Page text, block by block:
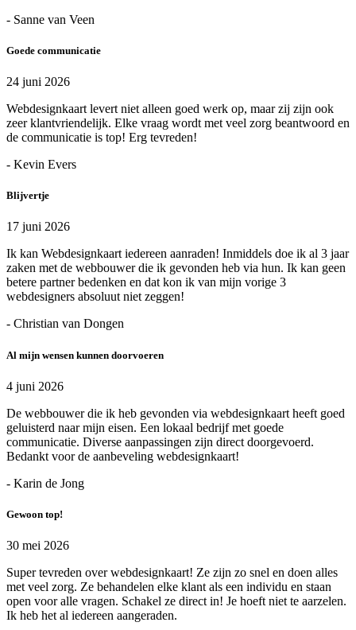
- Sanne van Veen
Goede communicatie
24 juni 2026
Webdesignkaart levert niet alleen goed werk op, maar zij zijn ook
zeer klantvriendelijk. Elke vraag wordt met veel zorg beantwoord en
de communicatie is top! Erg tevreden!
- Kevin Evers
Blijvertje
17 juni 2026
Ik kan Webdesignkaart iedereen aanraden! Inmiddels doe ik al 3 jaar
zaken met de webbouwer die ik gevonden heb via hun. Ik kan geen
betere partner bedenken en dat kon ik van mijn vorige 3
webdesigners absoluut niet zeggen!
- Christian van Dongen
Al mijn wensen kunnen doorvoeren
4 juni 2026
De webbouwer die ik heb gevonden via webdesignkaart heeft goed
geluisterd naar mijn eisen. Een lokaal bedrijf met goede
communicatie. Diverse aanpassingen zijn direct doorgevoerd.
Bedankt voor de aanbeveling webdesignkaart!
- Karin de Jong
Gewoon top!
30 mei 2026
Super tevreden over webdesignkaart! Ze zijn zo snel en doen alles
met veel zorg. Ze behandelen elke klant als een individu en staan
open voor alle vragen. Schakel ze direct in! Je hoeft niet te aarzelen.
Ik heb het al iedereen aangeraden.